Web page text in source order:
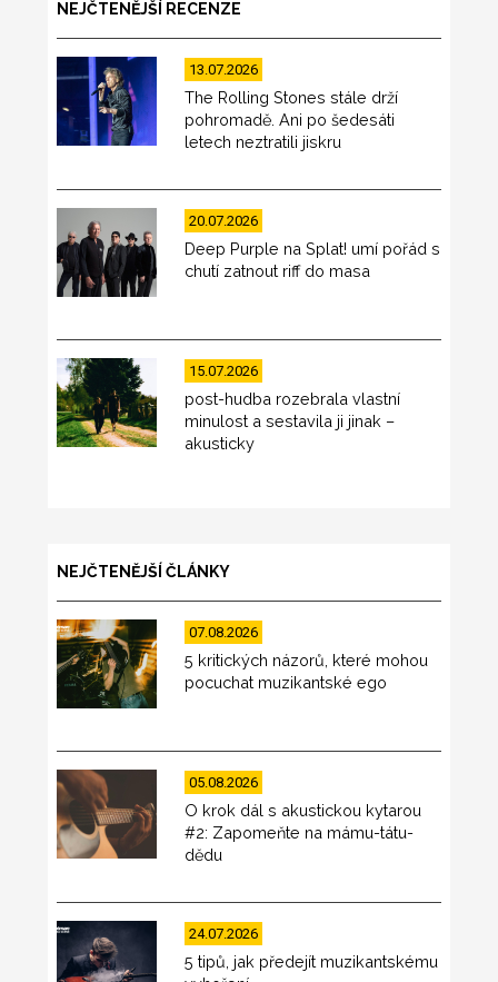
NEJČTENĚJŠÍ RECENZE
13.07.2026
The Rolling Stones stále drží
pohromadě. Ani po šedesáti
letech neztratili jiskru
20.07.2026
Deep Purple na Splat! umí pořád s
chutí zatnout riff do masa
15.07.2026
post-hudba rozebrala vlastní
minulost a sestavila ji jinak –
akusticky
NEJČTENĚJŠÍ ČLÁNKY
07.08.2026
5 kritických názorů, které mohou
pocuchat muzikantské ego
05.08.2026
O krok dál s akustickou kytarou
#2: Zapomeňte na mámu-tátu-
dědu
24.07.2026
5 tipů, jak předejít muzikantskému